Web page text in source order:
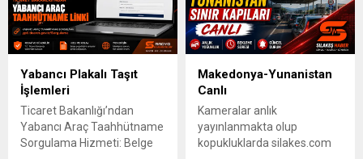
Yabancı Plakalı Taşıt
İşlemleri
Ticaret Bakanlığı’ndan
Yabancı Araç Taahhütname
Sorgulama Hizmeti: Belge
Makedonya-Yunanistan
Canlı
Kameralar anlık
yayınlanmakta olup
kopukluklarda silakes.com